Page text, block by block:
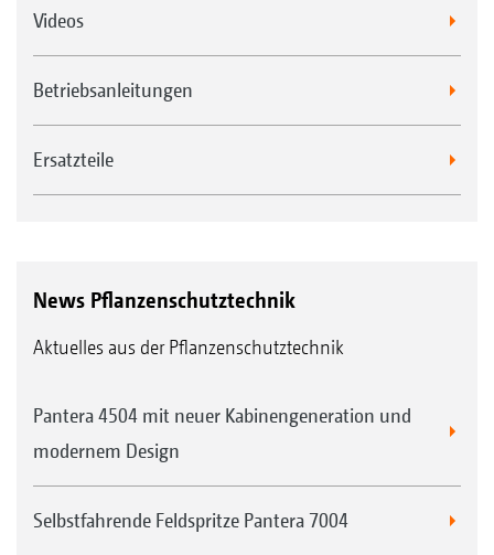
Videos
Betriebsanleitungen
Ersatzteile
News Pflanzenschutztechnik
Aktuelles aus der Pflanzenschutztechnik
Pantera 4504 mit neuer Kabinengeneration und
modernem Design
Selbstfahrende Feldspritze Pantera 7004